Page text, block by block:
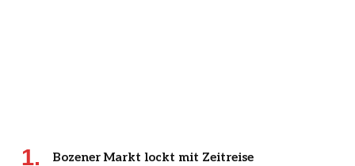
Bozener Markt lockt mit Zeitreise